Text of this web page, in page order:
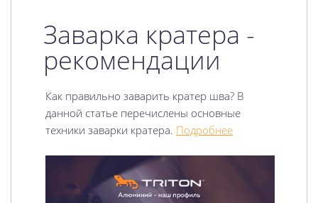
Заварка кратера -
рекомендации
Как правильно заварить кратер шва? В
данной статье перечислены основные
техники заварки кратера. Подробнее